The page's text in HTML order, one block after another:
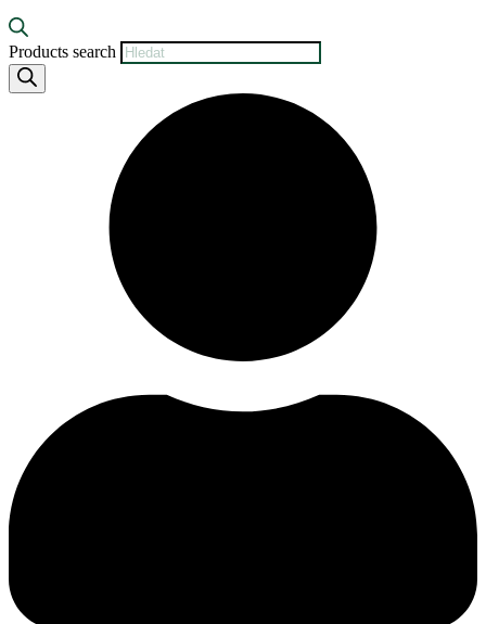
Products search